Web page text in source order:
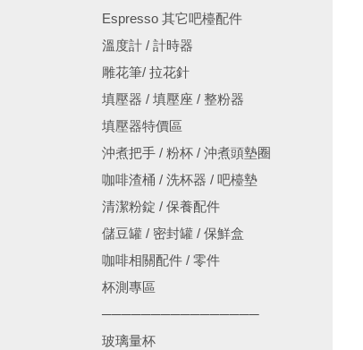
Espresso 其它吧檯配件
溫度計 / 計時器
雕花筆/ 拉花針
填壓器 / 填壓座 / 整粉器
填壓器特價區
沖煮把手 / 粉杯 / 沖煮頭墊圈
咖啡渣桶 / 洗杯器 / 吧檯墊
清潔粉錠 / 保養配件
儲豆罐 / 密封罐 / 保鮮盒
咖啡相關配件 / 零件
杯測專區
────────────────
玻璃量杯